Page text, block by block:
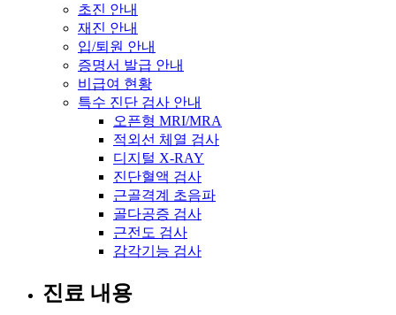
초진 안내
재진 안내
입/퇴원 안내
증명서 발급 안내
비급여 현황
특수 진단 검사 안내
오픈형 MRI/MRA
적외선 체열 검사
디지털 X-RAY
진단혈액 검사
근골격계 초음파
골다공증 검사
근전도 검사
감각기능 검사
진료 내용